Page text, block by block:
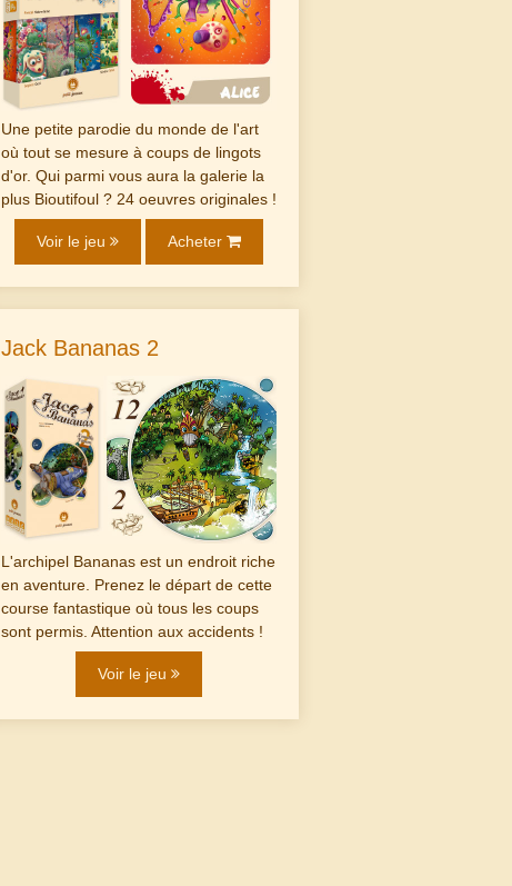
Une petite parodie du monde de l'art
où tout se mesure à coups de lingots
d'or. Qui parmi vous aura la galerie la
plus Bioutifoul ? 24 oeuvres originales !
Voir le jeu Acheter
Jack Bananas 2
L'archipel Bananas est un endroit riche
en aventure. Prenez le départ de cette
course fantastique où tous les coups
sont permis. Attention aux accidents !
Voir le jeu